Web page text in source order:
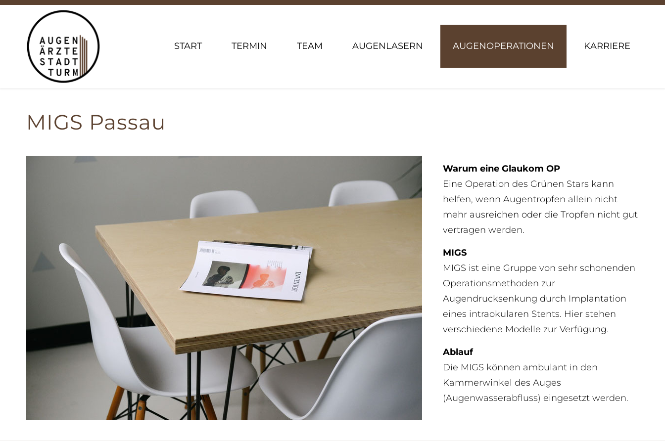
START TERMIN TEAM AUGENLASERN AUGENOPERATIONEN KARRIERE
MIGS Passau
Warum eine Glaukom OP
Eine Operation des Grünen Stars kann
helfen, wenn Augentropfen allein nicht
mehr ausreichen oder die Tropfen nicht gut
vertragen werden.
MIGS
MIGS ist eine Gruppe von sehr schonenden
Operationsmethoden zur
Augendrucksenkung durch Implantation
eines intraokularen Stents. Hier stehen
verschiedene Modelle zur Verfügung.
Ablauf
Die MIGS können ambulant in den
Kammerwinkel des Auges
(Augenwasserabfluss) eingesetzt werden.